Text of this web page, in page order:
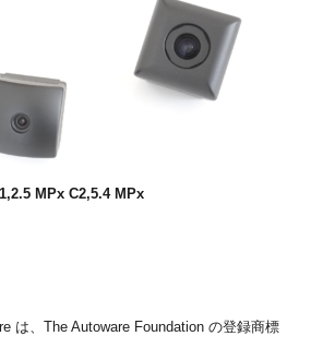
MPx C2,5.4 MPx
は、The Autoware Foundation の登録商標